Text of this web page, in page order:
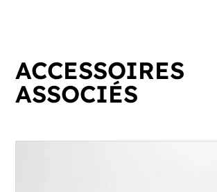
ACCESSOIRES
ASSOCIÉS